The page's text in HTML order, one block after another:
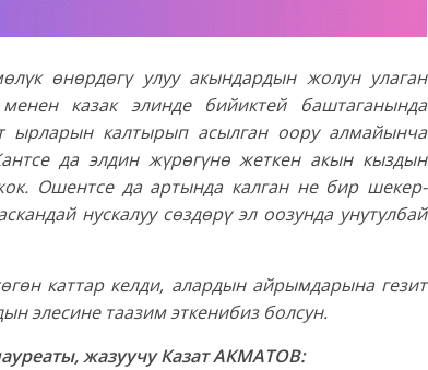
өнөрдөгү улуу акындардын жолун улаган
казак элинде бийиктей баштаганында
ырларын калтырып асылган оору алмайынча
да элдин жүрөгүнө жеткен акын кыздын
Ошентсе да артында калган не бир шекер-
нускалуу сөздөрү эл оозунда унутулбай
каттар келди, алардын айрымдарына гезит
элесине таазим эткенибиз болсун.
жазуучу Казат АКМАТОВ: